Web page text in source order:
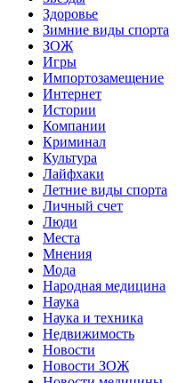
Здоровье
Зимние виды спорта
ЗОЖ
Игры
Импортозамещение
Интернет
Истории
Компании
Криминал
Культура
Лайфхаки
Летние виды спорта
Личный счет
Люди
Места
Мнения
Мода
Народная медицина
Наука
Наука и техника
Недвижимость
Новости
Новости ЗОЖ